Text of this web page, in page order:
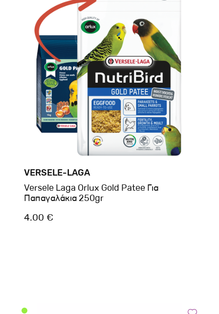
VERSELE-LAGA
Versele Laga Orlux Gold Patee Για
Παπαγαλάκια 250gr
4.00 €